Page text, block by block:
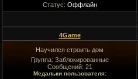
Статус: Оффлайн
4Game
Научился строить дом
Группа: Заблокированные
Сообщений: 21
Медальки пользователя: